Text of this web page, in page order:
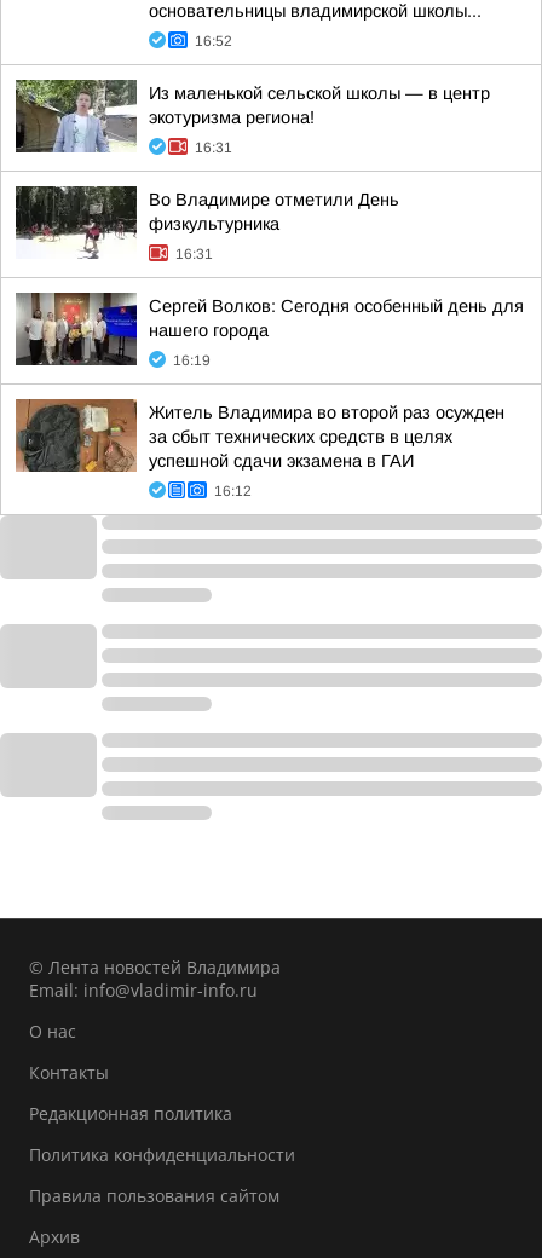
основательницы владимирской школы...
16:52
Из маленькой сельской школы — в центр
экотуризма региона!
16:31
Во Владимире отметили День
физкультурника
16:31
Сергей Волков: Сегодня особенный день для
нашего города
16:19
Житель Владимира во второй раз осужден
за сбыт технических средств в целях
успешной сдачи экзамена в ГАИ
16:12
© Лента новостей Владимира
Email: info@vladimir-info.ru
О нас
Контакты
Редакционная политика
Политика конфиденциальности
Правила пользования сайтом
Архив